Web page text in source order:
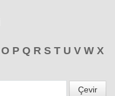
TƏDBİRLƏR
O P Q R S T U V W X
Çevir